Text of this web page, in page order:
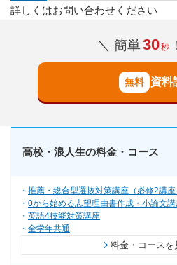
詳しくはお問い合わせください
＼ 簡単30秒
資料
高校・浪人生の料金・コース
推薦・総合型選抜対策講座（必修2講座
0から始める志望理由書作成・小論文
英語4技能対策講座
全学年共通
料金・コースを